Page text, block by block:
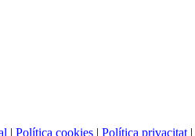
| Política cookies | Política privacitat |